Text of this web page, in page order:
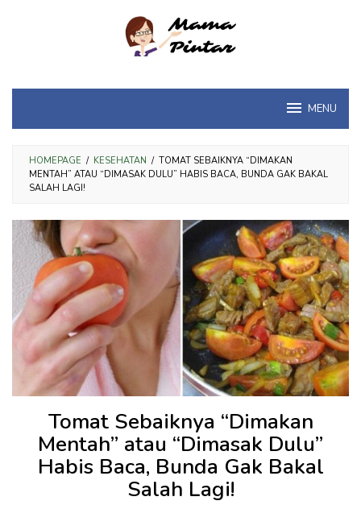
MENU
HOMEPAGE / KESEHATAN / TOMAT SEBAIKNYA “DIMAKAN
MENTAH” ATAU “DIMASAK DULU” HABIS BACA, BUNDA GAK BAKAL
SALAH LAGI!
Tomat Sebaiknya “Dimakan
Mentah” atau “Dimasak Dulu”
Habis Baca, Bunda Gak Bakal
Salah Lagi!